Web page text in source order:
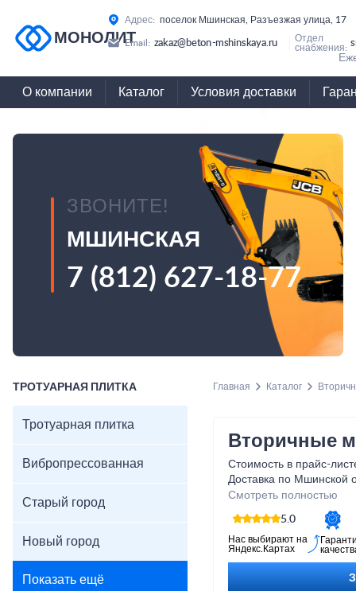
МОНОЛИТ
Адрес: поселок Мшинская, Разъезжая улица, 17
Email: zakaz@beton-mshinskaya.ru
Отдел
снабжения:
О компании Каталог Условия доставки
ЗВОНИТЕ!
МШИНСКАЯ
7 (812) 627-18-77
ТРОТУАРНАЯ ПЛИТКА
Тротуарная плитка
Вибропрессованная
Старый город
Новый город
Показать ещё
Главная Каталог
Вторичные
Стоимость в прайс-
Доставка по Мшинской
фиксированному
Смотреть полностью
5.0
Нас выбирают на
Яндекс.Картах